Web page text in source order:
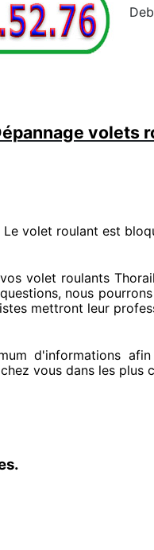
volets
Le volet roulant est
volet roulants
, nous
mettront leur
d'informations
vous dans les plus